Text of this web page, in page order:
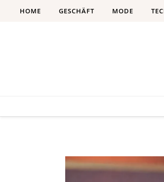
HOME GESCHÄFT MODE